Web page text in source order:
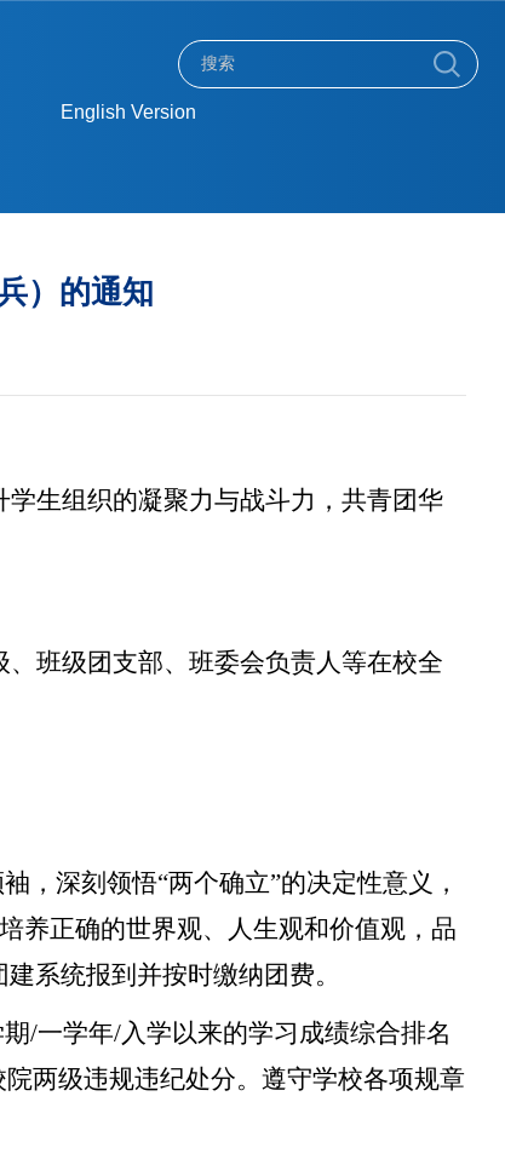
English Version
）的通知
生组织的凝聚力与战斗力，共青团华
班级团支部、班委会负责人等在校全
，深刻领悟“两个确立”的决定性意义，
养正确的世界观、人生观和价值观，品
系统报到并按时缴纳团费。
/一学年/入学以来的学习成绩综合排名
两级违规违纪处分。遵守学校各项规章